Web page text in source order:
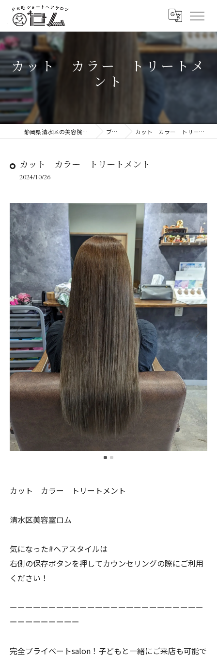
カット カラー トリートメ
ント
静岡県清水区の美容院ならロム ブログ カット カラー トリートメント
カット カラー トリートメント
2024/10/26
カット カラー トリートメント
清水区美容室ロム
気になった#ヘアスタイルは
右側の保存ボタンを押してカウンセリングの際にご利用
ください！
ーーーーーーーーーーーーーーーーーーーーーーーーー
ーーーーーーーーー
完全プライベートsalon！子どもと一緒にご来店も可能で